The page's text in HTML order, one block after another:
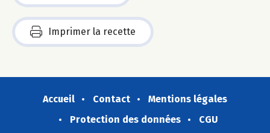
Imprimer la recette
Accueil Contact
Mentions légales
Protection des données
CGU